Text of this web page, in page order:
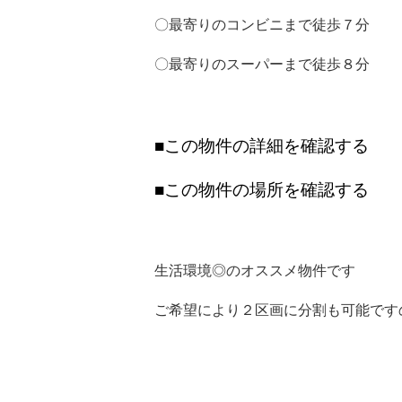
〇最寄りのコンビニまで徒歩７分
〇最寄りのスーパーまで徒歩８分
■この物件の詳細を確認する
■この物件の場所を確認する
生活環境◎のオススメ物件です
ご希望により２区画に分割も可能で